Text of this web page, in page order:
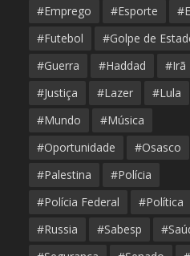
#Emprego
#Esporte
#Futebol
#Golpe de
#Guerra
#Haddad #Irã
#Justiça
#Lazer
#Lula
#Mundo
#Música
#Oportunidade
#Osasco
#Palestina
#Polícia
#Polícia Federal
#Política
#Russia
#Sabesp